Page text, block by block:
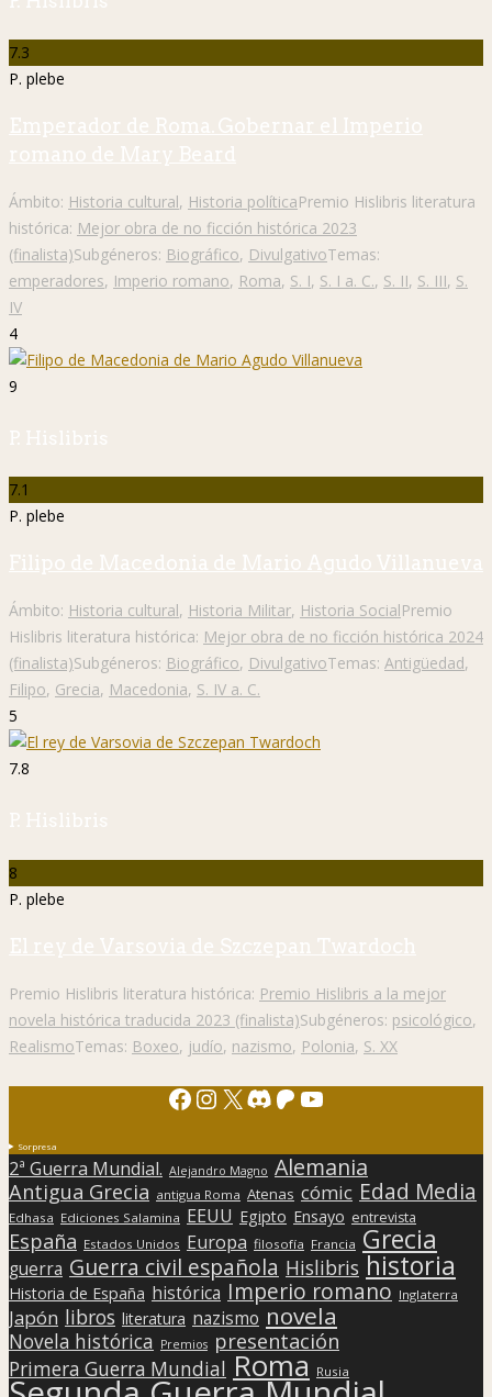
7.3
P. plebe
Emperador de Roma. Gobernar el Imperio
romano de Mary Beard
Ámbito: Historia cultural, Historia políticaPremio Hislibris literatura
histórica: Mejor obra de no ficción histórica 2023
(finalista)Subgéneros: Biográfico, DivulgativoTemas:
emperadores, Imperio romano, Roma, S. I, S. I a. C., S. II, S. III, S.
IV
4
9
P. Hislibris
7.1
P. plebe
Filipo de Macedonia de Mario Agudo Villanueva
Ámbito: Historia cultural, Historia Militar, Historia SocialPremio
Hislibris literatura histórica: Mejor obra de no ficción histórica 2024
(finalista)Subgéneros: Biográfico, DivulgativoTemas: Antigüedad,
Filipo, Grecia, Macedonia, S. IV a. C.
5
7.8
P. Hislibris
8
P. plebe
El rey de Varsovia de Szczepan Twardoch
Premio Hislibris literatura histórica: Premio Hislibris a la mejor
novela histórica traducida 2023 (finalista)Subgéneros: psicológico,
RealismoTemas: Boxeo, judío, nazismo, Polonia, S. XX
Facebook
Instagram
X Discord
Patreon
YouTube
Sorpresa
2ª Guerra Mundial. Alejandro Magno Alemania
Antigua Grecia antigua Roma Atenas cómic Edad Media
Edhasa Ediciones Salamina EEUU Egipto Ensayo entrevista
España Estados Unidos Europa filosofía Francia Grecia
guerra Guerra civil española Hislibris historia
Historia de España histórica Imperio romano Inglaterra
Japón libros literatura nazismo novela
Novela histórica Premios presentación
Primera Guerra Mundial Roma Rusia